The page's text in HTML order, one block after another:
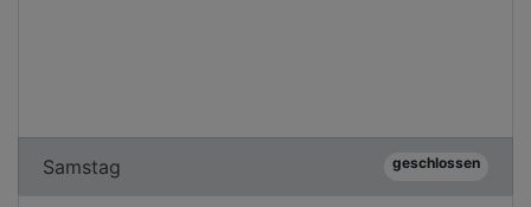
Samstag geschlossen